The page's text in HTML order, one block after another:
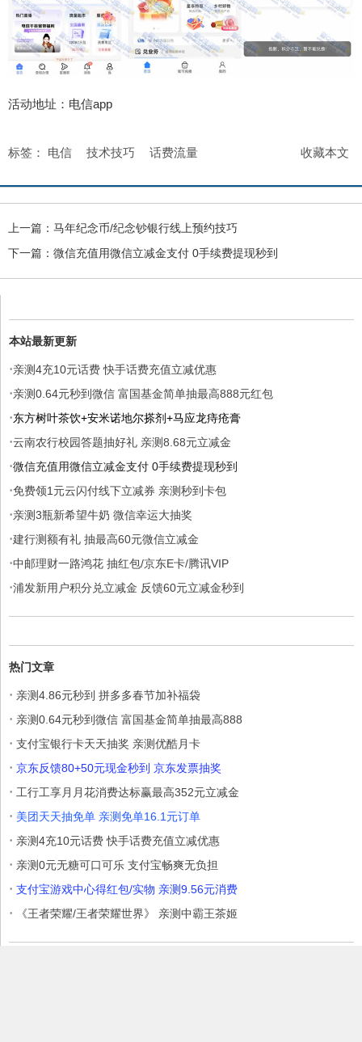
活动地址：电信app
收藏本文
标签： 电信 技术技巧 话费流量
上一篇： 马年纪念币/纪念钞银行线上预约技巧
下一篇： 微信充值用微信立减金支付 0手续费提现秒到
本站最新更新
·亲测4充10元话费 快手话费充值立减优惠
·亲测0.64元秒到微信 富国基金简单抽最高888元红包
·东方树叶茶饮+安米诺地尔搽剂+马应龙痔疮膏
·云南农行校园答题抽好礼 亲测8.68元立减金
·微信充值用微信立减金支付 0手续费提现秒到
·免费领1元云闪付线下立减券 亲测秒到卡包
·亲测3瓶新希望牛奶 微信幸运大抽奖
·建行测额有礼 抽最高60元微信立减金
·中邮理财一路鸿花 抽红包/京东E卡/腾讯VIP
·浦发新用户积分兑立减金 反馈60元立减金秒到
热门文章
· 亲测4.86元秒到 拼多多春节加补福袋
· 亲测0.64元秒到微信 富国基金简单抽最高888
· 支付宝银行卡天天抽奖 亲测优酷月卡
· 京东反馈80+50元现金秒到 京东发票抽奖
· 工行工享月月花消费达标赢最高352元立减金
· 美团天天抽免单 亲测免单16.1元订单
· 亲测4充10元话费 快手话费充值立减优惠
· 亲测0元无糖可口可乐 支付宝畅爽无负担
· 支付宝游戏中心得红包/实物 亲测9.56元消费
· 《王者荣耀/王者荣耀世界》 亲测中霸王茶姬